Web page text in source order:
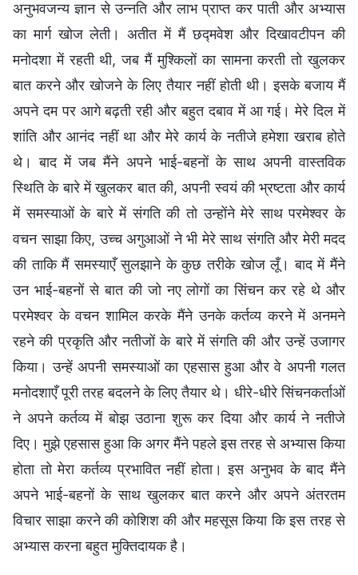
अनुभवजन्य ज्ञान से उन्नति और लाभ प्राप्त कर पाती और अभ्यास
का मार्ग खोज लेती। अतीत में मैं छद्मवेश और दिखावटीपन की
मनोदशा में रहती थी, जब मैं मुश्किलों का सामना करती तो खुलकर
बात करने और खोजने के लिए तैयार नहीं होती थी। इसके बजाय मैं
अपने दम पर आगे बढ़ती रही और बहुत दबाव में आ गई। मेरे दिल में
शांति और आनंद नहीं था और मेरे कार्य के नतीजे हमेशा खराब होते
थे। बाद में जब मैंने अपने भाई-बहनों के साथ अपनी वास्तविक
स्थिति के बारे में खुलकर बात की, अपनी स्वयं की भ्रष्टता और कार्य
में समस्याओं के बारे में संगति की तो उन्होंने मेरे साथ परमेश्वर के
वचन साझा किए, उच्च अगुआओं ने भी मेरे साथ संगति और मेरी मदद
की ताकि मैं समस्याएँ सुलझाने के कुछ तरीके खोज लूँ। बाद में मैंने
उन भाई-बहनों से बात की जो नए लोगों का सिंचन कर रहे थे और
परमेश्वर के वचन शामिल करके मैंने उनके कर्तव्य करने में अनमने
रहने की प्रकृति और नतीजों के बारे में संगति की और उन्हें उजागर
किया। उन्हें अपनी समस्याओं का एहसास हुआ और वे अपनी गलत
मनोदशाएँ पूरी तरह बदलने के लिए तैयार थे। धीरे-धीरे सिंचनकर्ताओं
ने अपने कर्तव्य में बोझ उठाना शुरू कर दिया और कार्य ने नतीजे
दिए। मुझे एहसास हुआ कि अगर मैंने पहले इस तरह से अभ्यास किया
होता तो मेरा कर्तव्य प्रभावित नहीं होता। इस अनुभव के बाद मैंने
अपने भाई-बहनों के साथ खुलकर बात करने और अपने अंतरतम
विचार साझा करने की कोशिश की और महसूस किया कि इस तरह से
अभ्यास करना बहुत मुक्तिदायक है।